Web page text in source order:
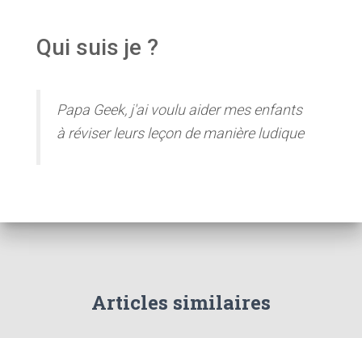
Qui suis je ?
Papa Geek, j'ai voulu aider mes enfants
à réviser leurs leçon de manière ludique
Articles similaires